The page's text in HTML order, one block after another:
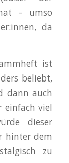
– umso
da
ist
beliebt,
dann auch
einfach viel
dieser
hinter dem
zu